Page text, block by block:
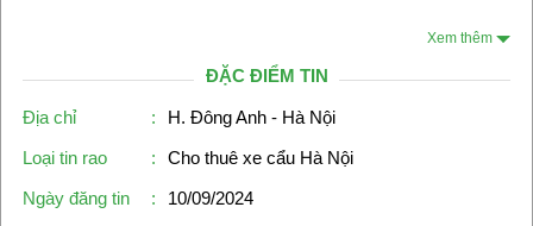
Xem thêm
ĐẶC ĐIỂM TIN
Địa chỉ :
H. Đông Anh - Hà Nội
Loại tin rao
:
Cho thuê xe cẩu Hà Nội
Ngày đăng tin
: 10/09/2024